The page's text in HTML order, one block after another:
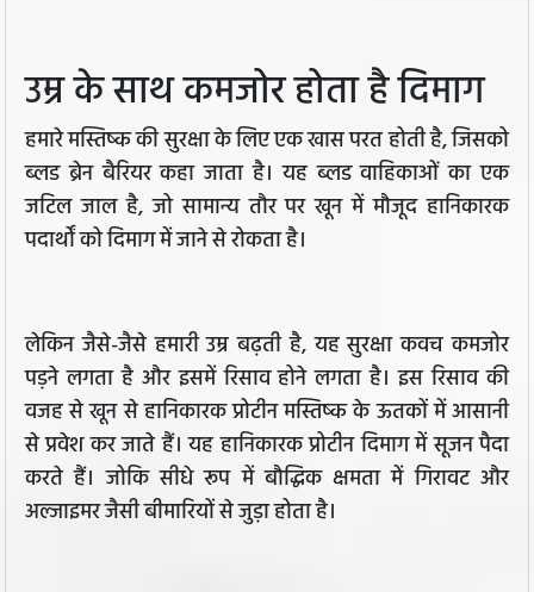
उम्र के साथ कमजोर होता है दिमाग
हमारे मस्तिष्क की सुरक्षा के लिए एक खास परत होती है, जिसको
ब्लड ब्रेन बैरियर कहा जाता है। यह ब्लड वाहिकाओं का एक
जटिल जाल है, जो सामान्य तौर पर खून में मौजूद हानिकारक
पदार्थों को दिमाग में जाने से रोकता है।
लेकिन जैसे-जैसे हमारी उम्र बढ़ती है, यह सुरक्षा कवच कमजोर
पड़ने लगता है और इसमें रिसाव होने लगता है। इस रिसाव की
वजह से खून से हानिकारक प्रोटीन मस्तिष्क के ऊतकों में आसानी
से प्रवेश कर जाते हैं। यह हानिकारक प्रोटीन दिमाग में सूजन पैदा
करते हैं। जोकि सीधे रूप में बौद्धिक क्षमता में गिरावट और
अल्जाइमर जैसी बीमारियों से जुड़ा होता है।